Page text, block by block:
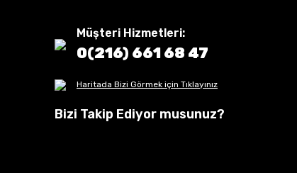
Müşteri Hizmetleri:
0(216) 661 68 47
Haritada Bizi Görmek için Tıklayınız
Bizi Takip Ediyor musunuz?